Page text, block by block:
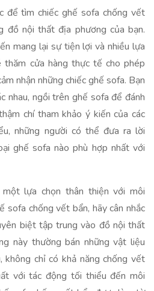
để tìm chiếc ghế sofa chống vết
đồ nội thất địa phương của bạn.
mang lại sự tiện lợi và nhiều lựa
thăm cửa hàng thực tế cho phép
nhận những chiếc ghế sofa. Bạn
nhau, ngồi trên ghế sofa để đánh
chí tham khảo ý kiến của các
những người có thể đưa ra lời
ghế sofa nào phù hợp nhất với
lựa chọn thân thiện với môi
sofa chống vết bẩn, hãy cân nhắc
biệt tập trung vào đồ nội thất
này thường bán những vật liệu
chỉ có khả năng chống vết
với tác động tối thiểu đến môi